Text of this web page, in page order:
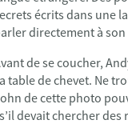
écrits dans une
directement à
de se coucher,
table de chevet. Ne
de cette photo
devait chercher des